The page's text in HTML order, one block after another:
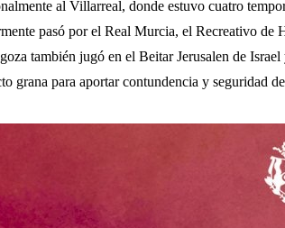
al Villarreal, donde estuvo cuatro
pasó por el Real Murcia, el Recreativo
también jugó en el Beitar Jerusalen de
grana para aportar contundencia y seguridad